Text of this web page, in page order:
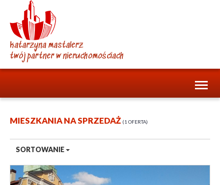
katarzyna mastalerz
twój partner w nieruchomościach
MIESZKANIA NA SPRZEDAŻ 1 OFERTA
SORTOWANIE